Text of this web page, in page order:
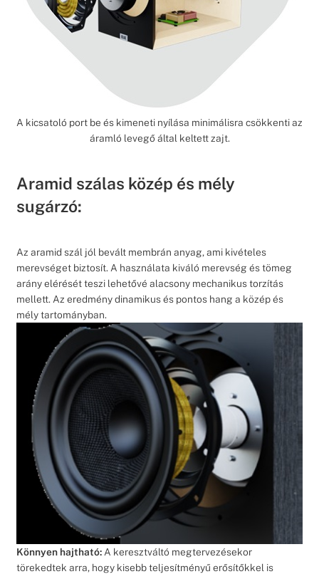
A kicsatoló port be és kimeneti nyílása minimálisra csökkenti az
áramló levegő által keltett zajt.
Aramid szálas közép és mély
sugárzó:
Az aramid szál jól bevált membrán anyag, ami kivételes
merevséget biztosít. A használata kiváló merevség és tömeg
arány elérését teszi lehetővé alacsony mechanikus torzítás
mellett. Az eredmény dinamikus és pontos hang a közép és
mély tartományban.
Könnyen hajtható:A keresztváltó megtervezésekor
törekedtek arra, hogy kisebb teljesítményű erősítőkkel is